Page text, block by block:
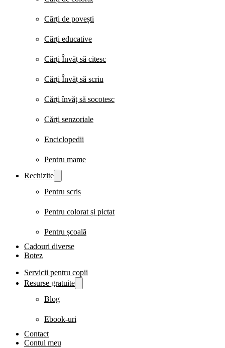
Cărți de povești
Cărți educative
Cărți Învăț să citesc
Cărți Învăț să scriu
Cărți învăț să socotesc
Cărți senzoriale
Enciclopedii
Pentru mame
Rechizite
Pentru scris
Pentru colorat și pictat
Pentru școală
Cadouri diverse
Botez
Servicii pentru copii
Resurse gratuite
Blog
Ebook-uri
Contact
Contul meu